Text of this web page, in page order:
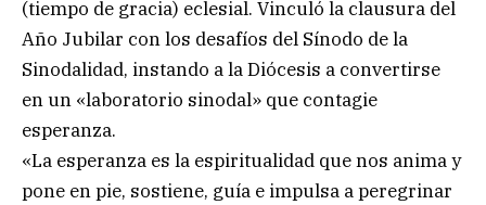
(tiempo de gracia) eclesial. Vinculó la clausura del
Año Jubilar con los desafíos del Sínodo de la
Sinodalidad, instando a la Diócesis a convertirse
en un «laboratorio sinodal» que contagie
esperanza.
«La esperanza es la espiritualidad que nos anima y
pone en pie, sostiene, guía e impulsa a peregrinar